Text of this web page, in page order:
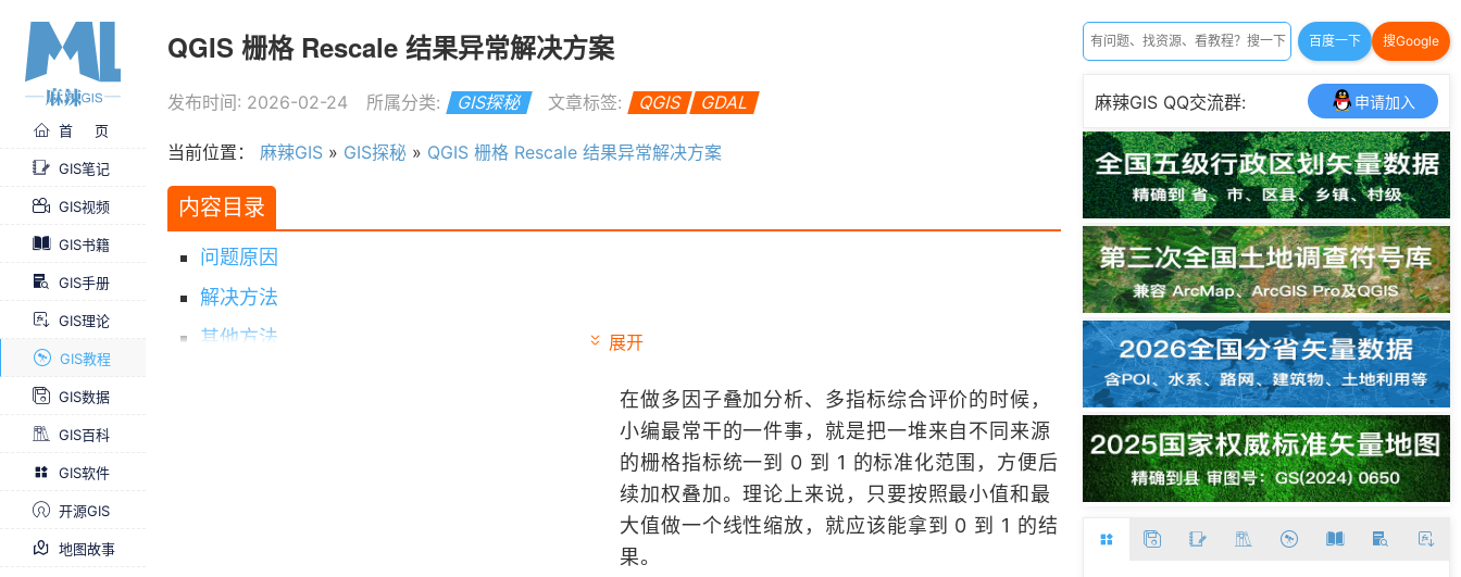
首 页
GIS笔记
GIS视频
GIS书籍
GIS手册
GIS理论
GIS教程
GIS数据
GIS百科
GIS软件
开源GIS
地图故事
QGIS 栅格 Rescale 结果异常解决方案
发布时间: 2026-02-24 所属分类: GIS探秘 文章标签: QGIS GDAL
当前位置： 麻辣GIS » GIS探秘 » QGIS 栅格 Rescale 结果异常解决方案
内容目录
展开
问题原因
解决方法
其他方法
在做多因子叠加分析、多指标综合评价的时候，
小编最常干的一件事，就是把一堆来自不同来源
的栅格指标统一到 0 到 1 的标准化范围，方便后
续加权叠加。理论上来说，只要按照最小值和最
大值做一个线性缩放，就应该能拿到 0 到 1 的结
果。
百度一下 搜Google
麻辣GIS QQ交流群: 申请加入